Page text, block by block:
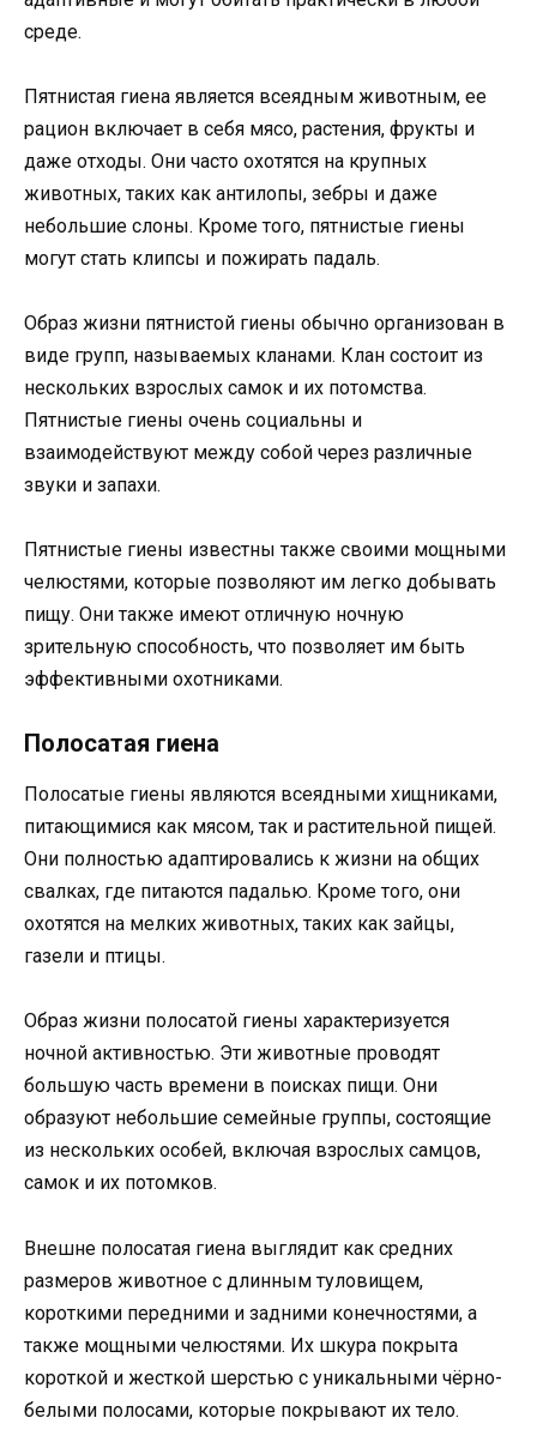
среде.
Пятнистая гиена является всеядным животным, ее
рацион включает в себя мясо, растения, фрукты и
даже отходы. Они часто охотятся на крупных
животных, таких как антилопы, зебры и даже
небольшие слоны. Кроме того, пятнистые гиены
могут стать клипсы и пожирать падаль.
Образ жизни пятнистой гиены обычно организован в
виде групп, называемых кланами. Клан состоит из
нескольких взрослых самок и их потомства.
Пятнистые гиены очень социальны и
взаимодействуют между собой через различные
звуки и запахи.
Пятнистые гиены известны также своими мощными
челюстями, которые позволяют им легко добывать
пищу. Они также имеют отличную ночную
зрительную способность, что позволяет им быть
эффективными охотниками.
Полосатая гиена
Полосатые гиены являются всеядными хищниками,
питающимися как мясом, так и растительной пищей.
Они полностью адаптировались к жизни на общих
свалках, где питаются падалью. Кроме того, они
охотятся на мелких животных, таких как зайцы,
газели и птицы.
Образ жизни полосатой гиены характеризуется
ночной активностью. Эти животные проводят
большую часть времени в поисках пищи. Они
образуют небольшие семейные группы, состоящие
из нескольких особей, включая взрослых самцов,
самок и их потомков.
Внешне полосатая гиена выглядит как средних
размеров животное с длинным туловищем,
короткими передними и задними конечностями, а
также мощными челюстями. Их шкура покрыта
короткой и жесткой шерстью с уникальными чёрно-
белыми полосами, которые покрывают их тело.